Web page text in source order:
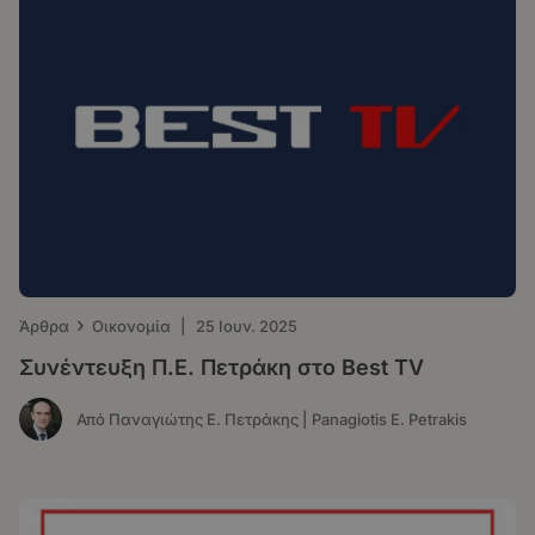
Άρθρα › Οικονομία 25 Ιουν. 2025
Συνέντευξη Π.Ε. Πετράκη στο Best TV
Από Παναγιώτης Ε. Πετράκης | Panagiotis E. Petrakis